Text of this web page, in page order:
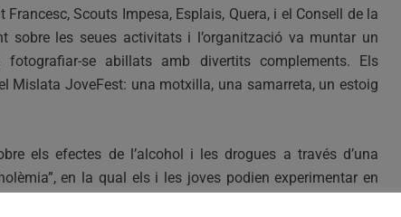
Scouts Impesa, Esplais, Quera, i el Consell de la
sobre les seues activitats i l’organització va muntar un
se abillats amb divertits complements. Els
Mislata JoveFest: una motxilla, una samarreta, un estoig
els efectes de l’alcohol i les drogues a través d’una
en la qual els i les joves podien experimentar en
el consum d’alcohol.